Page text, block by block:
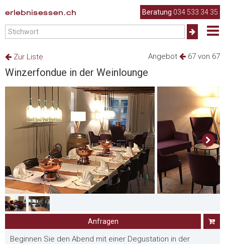
erlebnisessen.ch Beratung 034 533 34 35
Angebot 67 von 67
Zur Liste
Winzerfondue in der Weinlounge
Anfragen
Beginnen Sie den Abend mit einer Degustation in der